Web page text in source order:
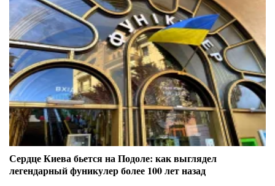
Сердце Киева бьется на Подоле: как выглядел
легендарный фуникулер более 100 лет назад